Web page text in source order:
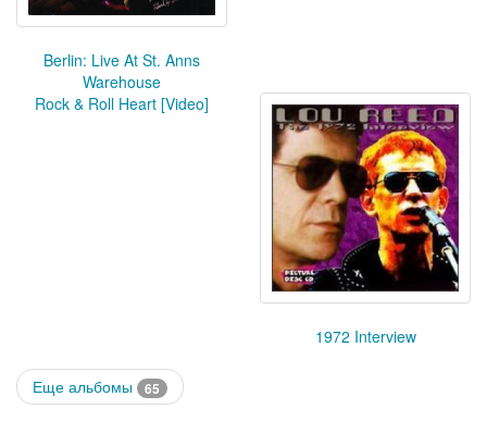
Berlin: Live At St. Anns
Warehouse
Rock & Roll Heart [Video]
1972 Interview
Еще альбомы 65